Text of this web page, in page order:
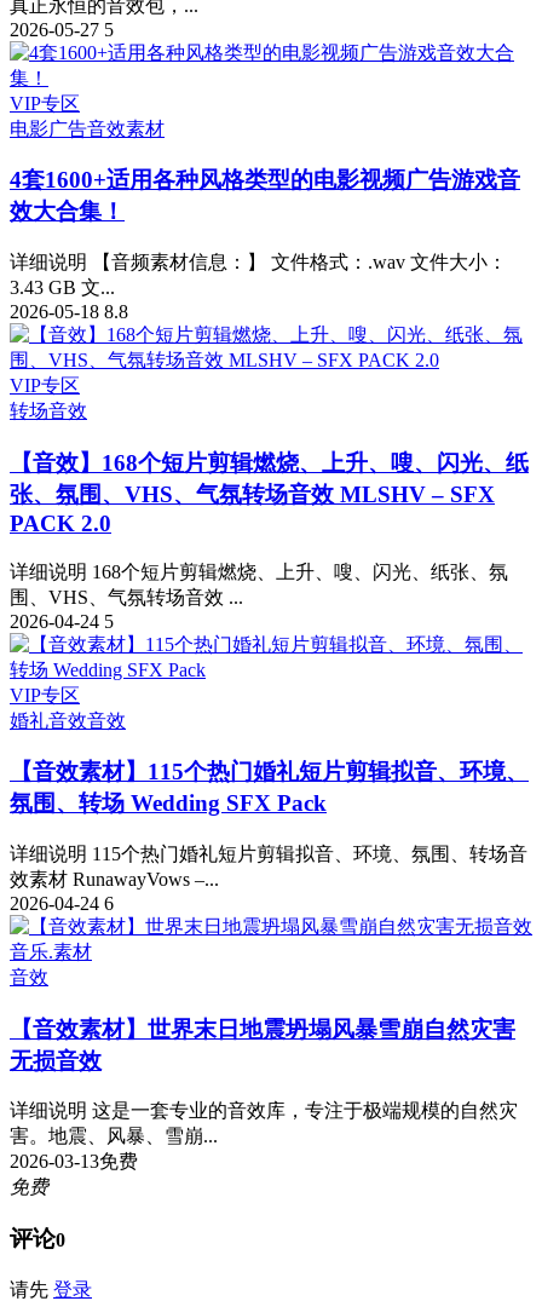
真正永恒的音效包，...
2026-05-27 5
VIP专区
电影广告音效素材
4套1600+适用各种风格类型的电影视频广告游戏音
效大合集！
详细说明 【音频素材信息：】 文件格式：.wav 文件大小：
3.43 GB 文...
2026-05-18 8.8
VIP专区
转场音效
【音效】168个短片剪辑燃烧、上升、嗖、闪光、纸
张、氛围、VHS、气氛转场音效 MLSHV – SFX
PACK 2.0
详细说明 168个短片剪辑燃烧、上升、嗖、闪光、纸张、氛
围、VHS、气氛转场音效 ...
2026-04-24 5
VIP专区
婚礼音效音效
【音效素材】115个热门婚礼短片剪辑拟音、环境、
氛围、转场 Wedding SFX Pack
详细说明 115个热门婚礼短片剪辑拟音、环境、氛围、转场音
效素材 RunawayVows –...
2026-04-24 6
音乐.素材
音效
【音效素材】世界末日地震坍塌风暴雪崩自然灾害
无损音效
详细说明 这是一套专业的音效库，专注于极端规模的自然灾
害。地震、风暴、雪崩...
2026-03-13免费
免费
评论0
请先 登录